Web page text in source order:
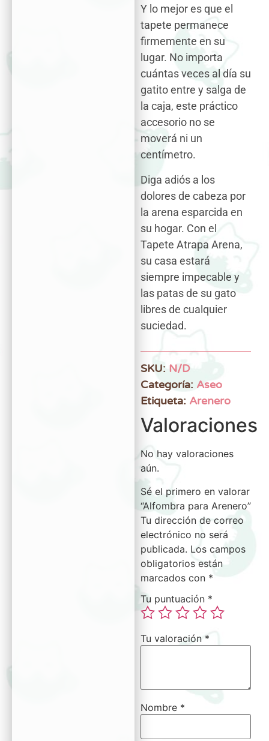
Y lo mejor es que el
tapete permanece
firmemente en su
lugar. No importa
cuántas veces al día su
gatito entre y salga de
la caja, este práctico
accesorio no se
moverá ni un
centímetro.
Diga adiós a los
dolores de cabeza por
la arena esparcida en
su hogar. Con el
Tapete Atrapa Arena,
su casa estará
siempre impecable y
las patas de su gato
libres de cualquier
suciedad.
SKU: N/D
Categoría: Aseo
Etiqueta: Arenero
Valoraciones
No hay valoraciones
aún.
Sé el primero en valorar
“Alfombra para Arenero”
Tu dirección de correo
electrónico no será
publicada. Los campos
obligatorios están
marcados con *
Tu puntuación *
Tu valoración *
Nombre *